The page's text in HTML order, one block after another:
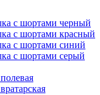
с шортами черный
с шортами красный
с шортами синий
с шортами серый